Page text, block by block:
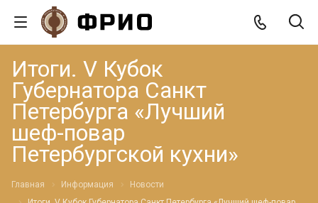
Итоги. V Кубок
Губернатора Санкт
Петербурга «Лучший
шеф-повар
Петербургской кухни»
Главная Информация
Новости